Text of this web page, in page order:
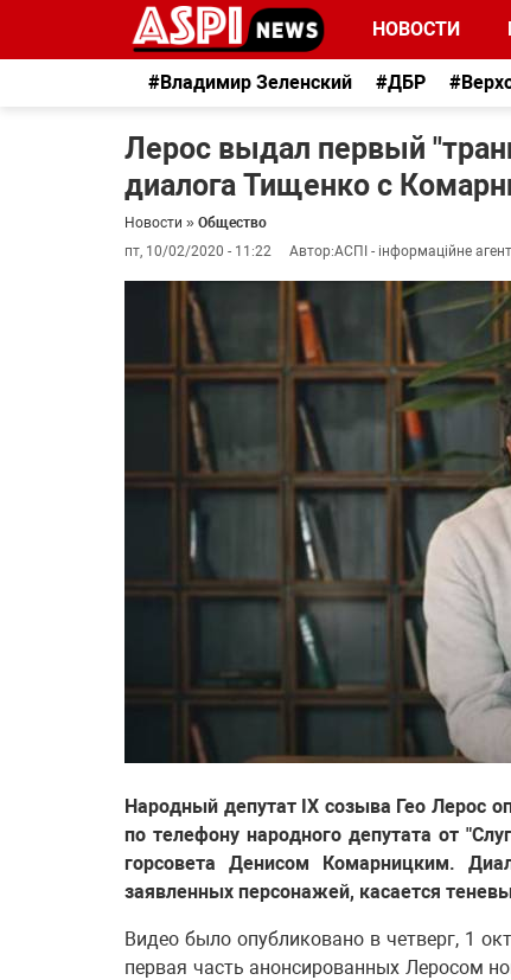
НОВОСТИ
#Владимир Зеленский #ДБР
Лерос выдал первый
диалога Тищенко с
Новости » Общество
пт, 10/02/2020 - 11:22
Автор:АСПІ - інформаційне
Народный депутат IX созыва Гео Лерос
по телефону народного депутата от
горсовета Денисом Комарницким.
заявленных персонажей, касается
Видео было опубликовано в четверг, 1
первая часть анонсированных Леросом